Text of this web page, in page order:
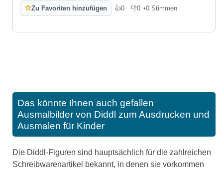
☆Zu Favoriten hinzufügen 👍0
Gefällt mir
👎0
Gefällt mir nicht
•0 Stimmen
Das könnte Ihnen auch gefallen
Ausmalbilder von Diddl zum Ausdrucken und
Ausmalen für Kinder
Die Diddl-Figuren sind hauptsächlich für die zahlreichen
Schreibwarenartikel bekannt, in denen sie vorkommen